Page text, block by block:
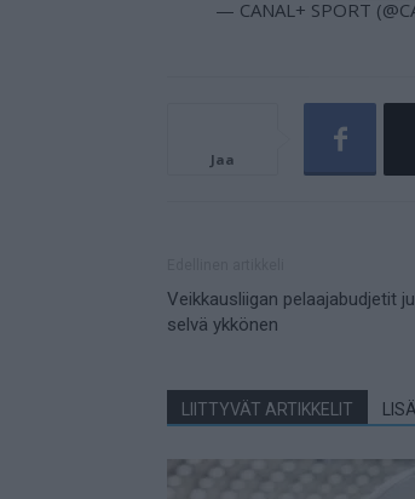
— CANAL+ SPORT
Jaa
Veikkausliigan pelaajabudjetit
selvä ykkönen
LIITTYVÄT ARTIKKELIT